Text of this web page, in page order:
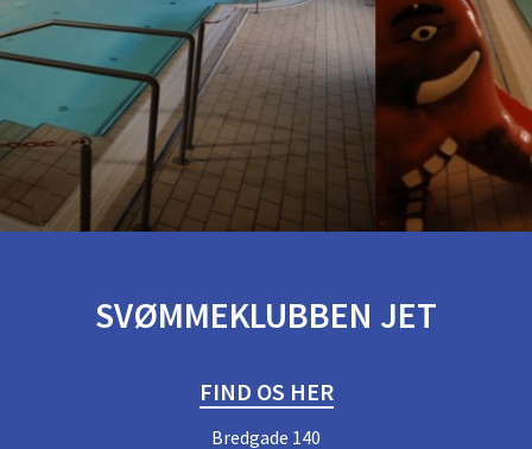
SVØMMEKLUBBEN JET
FIND OS HER
Bredgade 140